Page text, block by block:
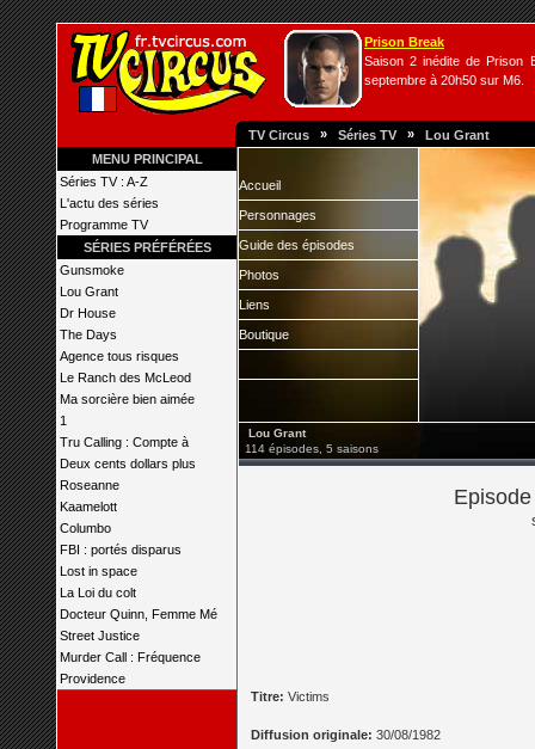
Prison Break
Saison 2 inédite de Prison
septembre à 20h50 sur M6.
TV Circus » Séries TV » Lou Grant
MENU PRINCIPAL
Séries TV : A-Z
L'actu des séries
Programme TV
SÉRIES PRÉFÉRÉES
Gunsmoke
Lou Grant
Dr House
The Days
Agence tous risques
Le Ranch des McLeod
Ma sorcière bien aimée
1
Tru Calling : Compte à
Deux cents dollars plus
Roseanne
Kaamelott
Columbo
FBI : portés disparus
Lost in space
La Loi du colt
Docteur Quinn, Femme Mé
Street Justice
Murder Call : Fréquence
Providence
Accueil
Personnages
Guide des épisodes
Photos
Liens
Boutique
Lou Grant
114 épisodes, 5 saisons
Titre: Victims
Diffusion originale: 30/08/1982